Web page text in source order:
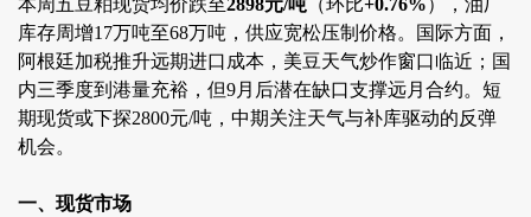
本周五豆粕现货均价跌至2898元/吨 （环比+0.76%），油厂
库存周增17万吨至68万吨，供应宽松压制价格。国际方面，
阿根廷加税推升远期进口成本，美豆天气炒作窗口临近；国
内三季度到港量充裕，但9月后潜在缺口支撑远月合约。短
期现货或下探2800元/吨，中期关注天气与补库驱动的反弹
机会。
一、现货市场